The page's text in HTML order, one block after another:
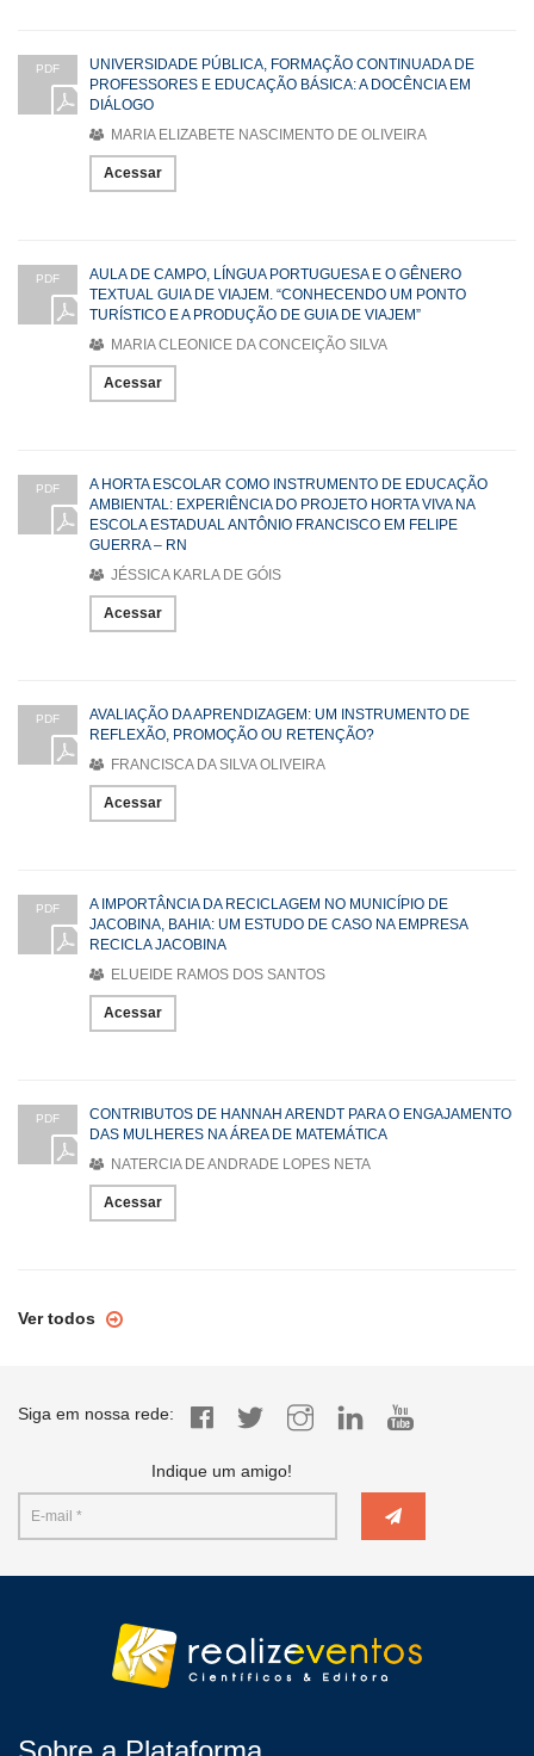
PDF
UNIVERSIDADE PÚBLICA, FORMAÇÃO CONTINUADA DE
PROFESSORES E EDUCAÇÃO BÁSICA: A DOCÊNCIA EM
DIÁLOGO
MARIA ELIZABETE NASCIMENTO DE OLIVEIRA
Acessar
PDF
AULA DE CAMPO, LÍNGUA PORTUGUESA E O GÊNERO
TEXTUAL GUIA DE VIAJEM. “CONHECENDO UM PONTO
TURÍSTICO E A PRODUÇÃO DE GUIA DE VIAJEM”
MARIA CLEONICE DA CONCEIÇÃO SILVA
Acessar
PDF
A HORTA ESCOLAR COMO INSTRUMENTO DE EDUCAÇÃO
AMBIENTAL: EXPERIÊNCIA DO PROJETO HORTA VIVA NA
ESCOLA ESTADUAL ANTÔNIO FRANCISCO EM FELIPE
GUERRA – RN
JÉSSICA KARLA DE GÓIS
Acessar
PDF
AVALIAÇÃO DA APRENDIZAGEM: UM INSTRUMENTO DE
REFLEXÃO, PROMOÇÃO OU RETENÇÃO?
FRANCISCA DA SILVA OLIVEIRA
Acessar
PDF
A IMPORTÂNCIA DA RECICLAGEM NO MUNICÍPIO DE
JACOBINA, BAHIA: UM ESTUDO DE CASO NA EMPRESA
RECICLA JACOBINA
ELUEIDE RAMOS DOS SANTOS
Acessar
PDF
CONTRIBUTOS DE HANNAH ARENDT PARA O ENGAJAMENTO
DAS MULHERES NA ÁREA DE MATEMÁTICA
NATERCIA DE ANDRADE LOPES NETA
Acessar
Ver todos
Siga em nossa rede:
Indique um amigo!